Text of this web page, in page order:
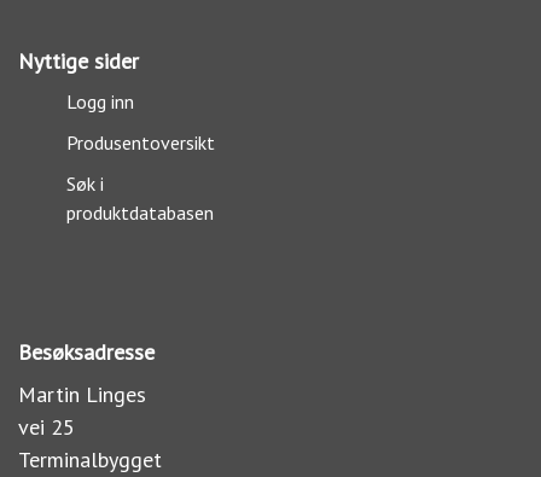
Nyttige sider
Logg inn
Produsentoversikt
Søk i
produktdatabasen
Besøksadresse
Martin Linges
vei 25
Terminalbygget